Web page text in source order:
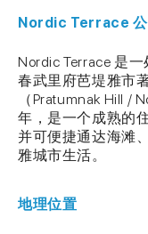
Nordic Terrace
Nordic Terrace 是
春武里府芭堤雅市
（Pratumnak Hill /
年，是一个成熟的
并可便捷通达海滩
雅城市生活。
地理位置